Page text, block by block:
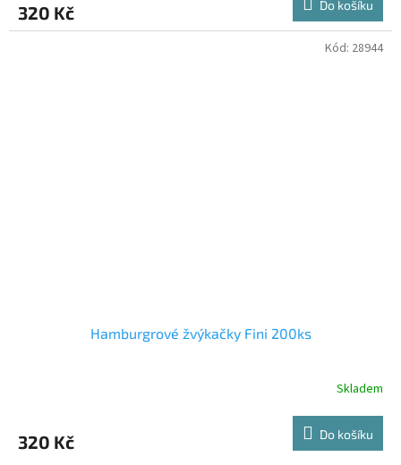
320 Kč Do košíku
Hamburgrové žvýkačky Fini 200ks
Skladem
320 Kč Do košíku
Kód: 28944